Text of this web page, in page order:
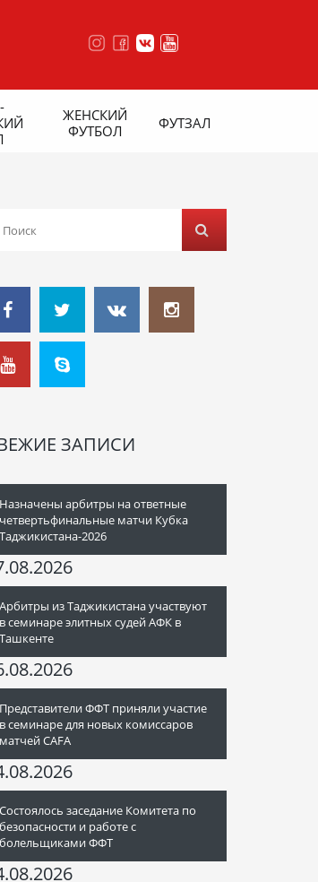
ЖЕНСКИЙ
ФУТБОЛ
ФУТЗАЛ
ЗАПИСИ
Назначены арбитры на ответные
четвертьфинальные матчи Кубка
Таджикистана-2026
Арбитры из Таджикистана участвуют
в семинаре элитных судей АФК в
Ташкенте
Представители ФФТ приняли участие
в семинаре для новых комиссаров
матчей CAFA
Состоялось заседание Комитета по
безопасности и работе с
болельщиками ФФТ